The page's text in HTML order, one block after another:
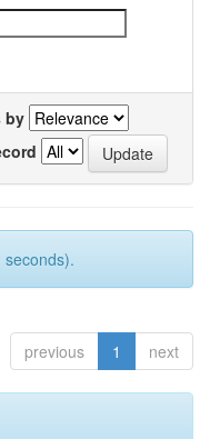
by
previous 1 next